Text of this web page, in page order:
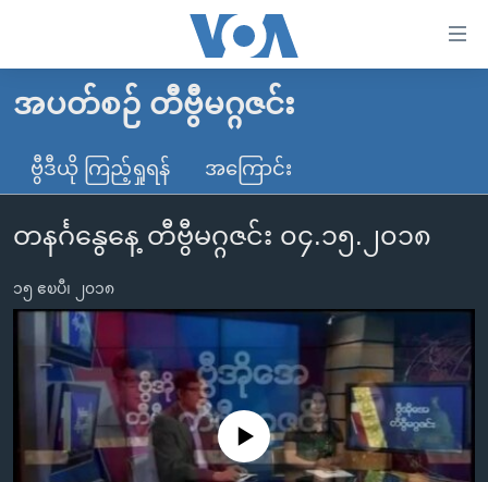
လွယ်ကူ
သည့်
များ
ပင်မ
အကြောင်းအရာ
ကျော်
ပင်မ
မူလစာမျက်နှာ
မြန်မာ
ကမ္ဘာ့သတင်းများ
နိုင်ငံတကာ
တရုတ်
အစ္စရေး-ပါလက်စတိုင်း
ဗွီဒီယို
ရပ်ဝန်းတခု လမ်းတခု အလွန်
အင်္ဂလိပ်စာလေ့လာမယ်
အမေရိကန်သုံးအီဒီယံ
မကြေးမုံရဲ့ အင်္ဂလိပ်စာ
ရုပ်ရှင်ထဲက အင်္ဂလိပ်စာ
အပတ်စဉ်ကဏ္ဍများ
ရေဒီယို
တီဗွီ
ရေဒီယိုနှင့်ရုပ်သံ အချက်အလက်များ
ရေဒီယို/တီဗွီအစီအစဉ်
အပတ်စဉ် တီဗွီမဂ္ဂဇင်း
ဗွီဒီယို ကြည့်ရှုရန် အကြောင်း
တနင်္ဂနွေနေ့ တီဗွီမဂ္ဂဇင်း ၀၄.၁၅.၂၀၁၈
၁၅ ဧၿပီ၊ ၂၀၁၈
No media source currently available